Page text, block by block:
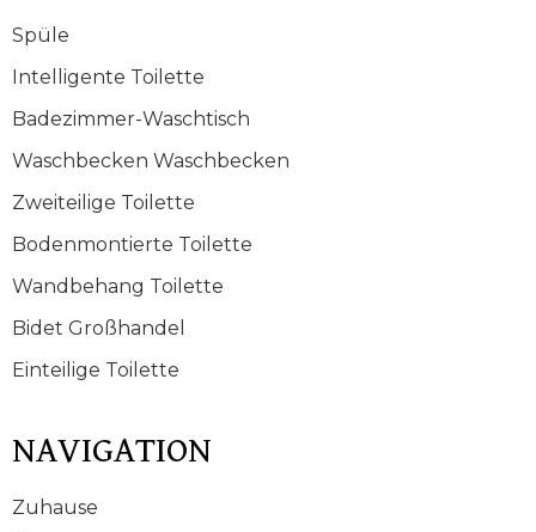
Spüle
Intelligente Toilette
Badezimmer-Waschtisch
Waschbecken Waschbecken
Zweiteilige Toilette
Bodenmontierte Toilette
Wandbehang Toilette
Bidet Großhandel
Einteilige Toilette
NAVIGATION
Zuhause